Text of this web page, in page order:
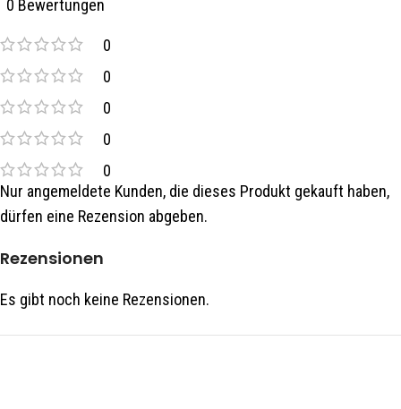
0 Bewertungen
0
0
0
0
0
Rezensionen
Es gibt noch keine Rezensionen.
Nur angemeldete Kunden, die dieses Produkt gekauft haben,
dürfen eine Rezension abgeben.